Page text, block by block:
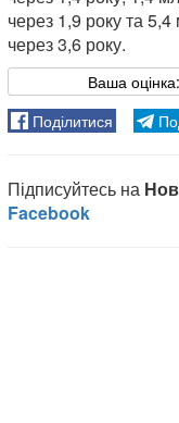
через 1,9 року та
через 3,6 року.